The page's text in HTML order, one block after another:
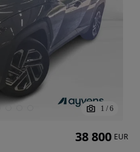
1 / 6
38 800 EUR